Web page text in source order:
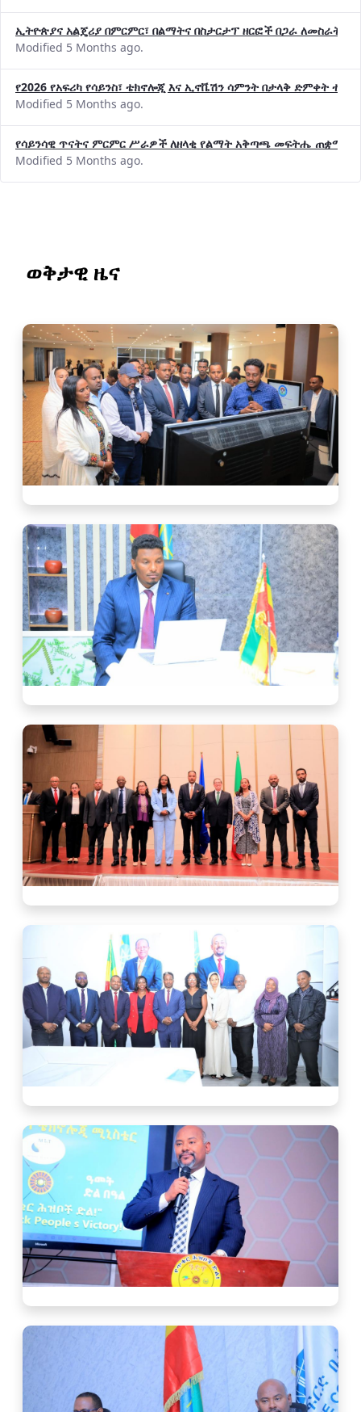
ኢትዮጵያና አልጄሪያ በምርምር፣ በልማትና በስታርታፕ ዘርፎች በጋራ ለመስራት
Modified 5 Months ago.
የ2026 የአፍሪካ የሳይንስ፣ ቴክኖሎጂ እና ኢኖቬሽን ሳምንት በታላቅ ድምቀት
Modified 5 Months ago.
የሳይንሳዊ ጥናትና ምርምር ሥራዎች ለዘላቂ የልማት አቅጣጫ መፍትሔ ጠቋሚ
Modified 5 Months ago.
ወቅታዊ ዜና